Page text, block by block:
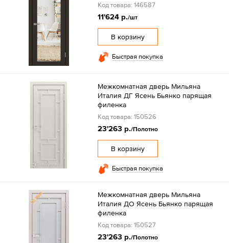
Код товара: 146587
11'624 р./шт
В корзину
Быстрая покупка
Межкомнатная дверь Мильяна
Италия ДГ Ясень Бьянко парящая
филенка
Код товара: 150526
23'263 р./Полотно
В корзину
Быстрая покупка
Межкомнатная дверь Мильяна
Италия ДО Ясень Бьянко парящая
филенка
Код товара: 150527
23'263 р./Полотно